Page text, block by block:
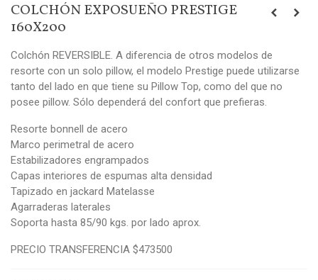
COLCHÓN EXPOSUEÑO PRESTIGE
160X200
Colchón REVERSIBLE. A diferencia de otros modelos de
resorte con un solo pillow, el modelo Prestige puede utilizarse
tanto del lado en que tiene su Pillow Top, como del que no
posee pillow. Sólo dependerá del confort que prefieras.
Resorte bonnell de acero
Marco perimetral de acero
Estabilizadores engrampados
Capas interiores de espumas alta densidad
Tapizado en jackard Matelasse
Agarraderas laterales
Soporta hasta 85/90 kgs. por lado aprox.
PRECIO TRANSFERENCIA $473500